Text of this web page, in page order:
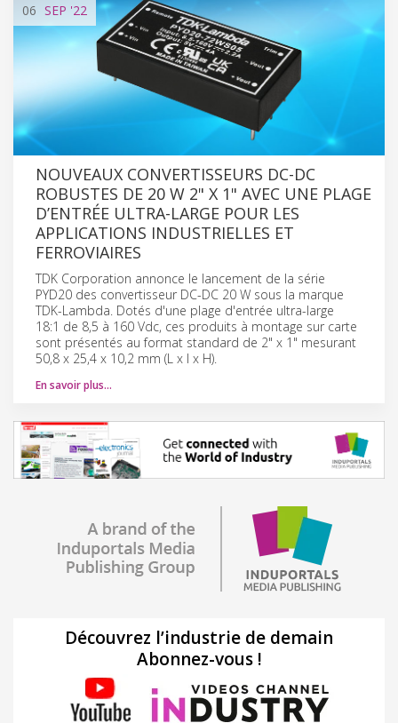
06 SEP '22
NOUVEAUX CONVERTISSEURS DC-DC
ROBUSTES DE 20 W 2" X 1" AVEC UNE PLAGE
D’ENTRÉE ULTRA-LARGE POUR LES
APPLICATIONS INDUSTRIELLES ET
FERROVIAIRES
TDK Corporation annonce le lancement de la série
PYD20 des convertisseur DC-DC 20 W sous la marque
TDK-Lambda. Dotés d'une plage d'entrée ultra-large
18:1 de 8,5 à 160 Vdc, ces produits à montage sur carte
sont présentés au format standard de 2" x 1" mesurant
50,8 x 25,4 x 10,2 mm (L x l x H).
En savoir plus…
Découvrez l’industrie de demain
Abonnez-vous !